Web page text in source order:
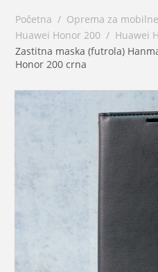
Početna / Oprema za
Huawei Honor 200 / Huawei
Zastitna maska (futrola)
Honor 200 crna